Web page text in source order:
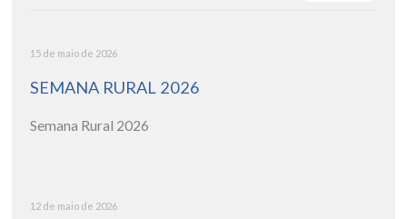
15 de maio de 2026
SEMANA RURAL 2026
Semana Rural 2026
12 de maio de 2026